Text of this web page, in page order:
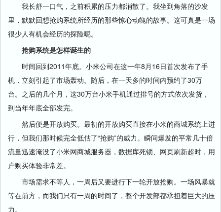
我长舒一口气，之前积累的压力都消散了。我坐到角落的沙发
里，默默回想抢购系统所经历的那些惊心动魄的故事。这可真是一场
很少人有机会经历的探险呢。
抢购系统是怎样诞生的
时间回到2011年底。小米公司在这一年8月16日首次发布了手
机，立刻引起了市场轰动。随后，在一天多的时间内预约了30万
台。之后的几个月，这30万台小米手机通过排号的方式依次发货，
到当年年底全部发完。
然后便是开放购买。最初的开放购买直接在小米的商城系统上进
行，但我们那时候完全低估了“抢购”的威力。瞬间爆发的平常几十倍
流量迅速淹没了小米网商城服务器，数据库死锁、网页刷新超时，用
户购买体验非常差。
市场需求不等人，一周后又要进行下一轮开放抢购。一场风暴就
等在前方，而我们只有一周的时间了，整个开发部都承担着巨大的压
力。